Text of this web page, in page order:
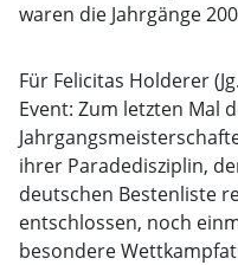
waren die Jahrgänge
Für Felicitas Holderer
Event: Zum letzten Mal
ihrer Paradedisziplin,
deutschen Bestenliste
entschlossen, noch
besondere